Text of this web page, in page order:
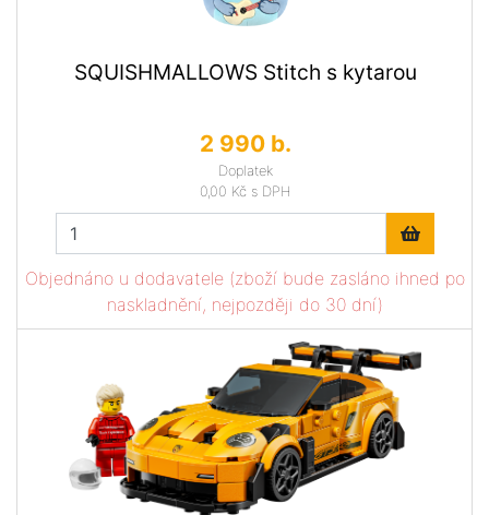
SQUISHMALLOWS Stitch s kytarou
2 990 b.
Doplatek
0,00 Kč s DPH
Objednáno u dodavatele (zboží bude zasláno ihned po
naskladnění, nejpozději do 30 dní)